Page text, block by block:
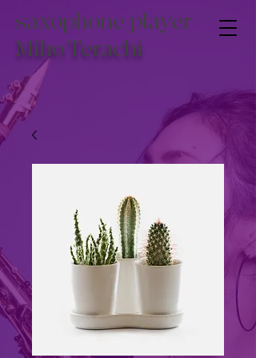
saxophone player
Miho Terachi